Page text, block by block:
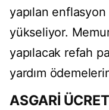
yapılan enflasyon
yükseliyor.
yapılacak refah
yardım
ASGARİ